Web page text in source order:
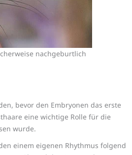
nachgeburtlich
bevor den Embryonen das erste
eine wichtige Rolle für die
wurde.
einem eigenen Rhythmus folgend